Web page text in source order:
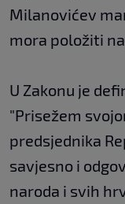
Milanovićev
mora položiti
U Zakonu je
"Prisežem
predsjednika
savjesno i
naroda i svih